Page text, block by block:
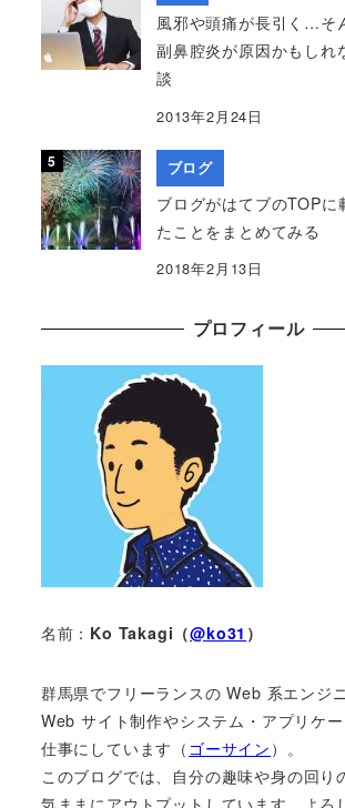
風邪や頭痛が長引く…そ
副鼻腔炎が原因かもしれ
談
2013年2月24日
ブログ
ブログがはてブのTOPに
たことをまとめてみる
2018年2月13日
プロフィール
名前： Ko Takagi（@ko31 ）
群馬県でフリーランスの Web 系エンジ
Web サイト制作やシステム・アプリケ
仕事にしています（ ゴーサイン ）。
このブログでは、自分の趣味や身の回り
気ままにアウトプットしています。よろ